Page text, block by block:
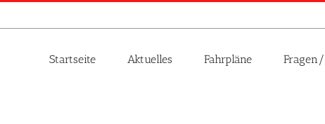
Startseite Aktuelles Fahrpläne